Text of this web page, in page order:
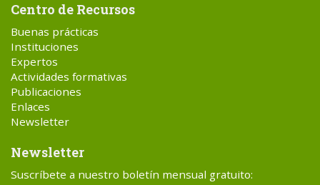
Centro de Recursos
Buenas prácticas
Instituciones
Expertos
Actividades formativas
Publicaciones
Enlaces
Newsletter
Newsletter
Suscríbete a nuestro boletín mensual gratuito: